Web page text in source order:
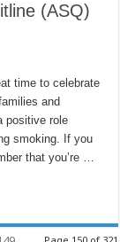
(ASQ)
time to celebrate
and
positive role
smoking. If you
that you’re …